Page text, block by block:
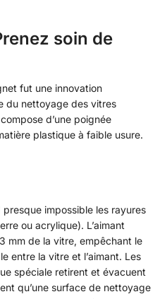
soin de
fut une innovation
du nettoyage des vitres
d’une poignée
plastique à faible usure.
impossible les rayures
ou acrylique). L’aimant
mm de la vitre, empêchant le
entre la vitre et l’aimant. Les
spéciale retirent et évacuent
qu’une surface de nettoyage